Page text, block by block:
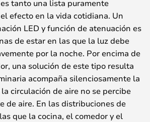
tanto una lista puramente
efecto en la vida cotidiana. Un
LED y función de atenuación es
de estar en las que la luz debe
por la noche. Por encima de
una solución de este tipo resulta
acompaña silenciosamente la
circulación de aire no se percibe
de aire. En las distribuciones de
que la cocina, el comedor y el